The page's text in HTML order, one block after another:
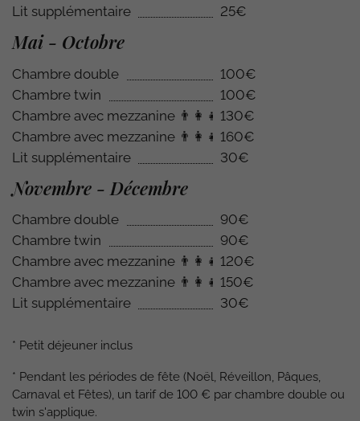
Lit supplémentaire
25€
Mai - Octobre
Chambre double
100€
Chambre twin
100€
Chambre avec mezzanine 👨‍👩‍👧 130€
Chambre avec mezzanine 👨‍👩‍👧‍👦160€
Lit supplémentaire
30€
Novembre - Décembre
Chambre double
90€
Chambre twin
90€
Chambre avec mezzanine 👨‍👩‍👧 120€
Chambre avec mezzanine 👨‍👩‍👧‍👦150€
Lit supplémentaire
30€
* Petit déjeuner inclus
* Pendant les périodes de fête (Noël, Réveillon, Pâques,
Carnaval et Fêtes), un tarif de 100 € par chambre double ou
twin s'applique.